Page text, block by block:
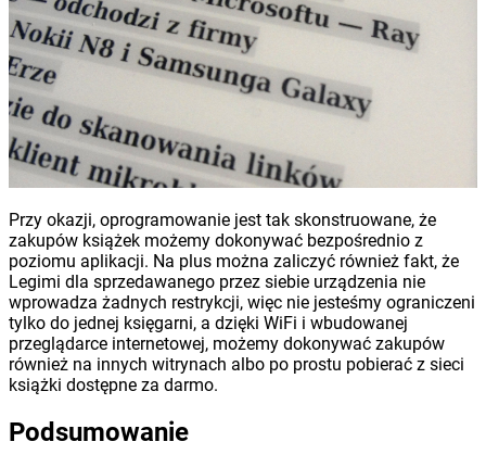
Przy okazji, oprogramowanie jest tak skonstruowane, że
zakupów książek możemy dokonywać bezpośrednio z
poziomu aplikacji. Na plus można zaliczyć również fakt, że
Legimi dla sprzedawanego przez siebie urządzenia nie
wprowadza żadnych restrykcji, więc nie jesteśmy ograniczeni
tylko do jednej księgarni, a dzięki WiFi i wbudowanej
przeglądarce internetowej, możemy dokonywać zakupów
również na innych witrynach albo po prostu pobierać z sieci
książki dostępne za darmo.
Podsumowanie